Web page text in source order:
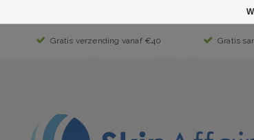
Gratis verzending vanaf €40 Gratis